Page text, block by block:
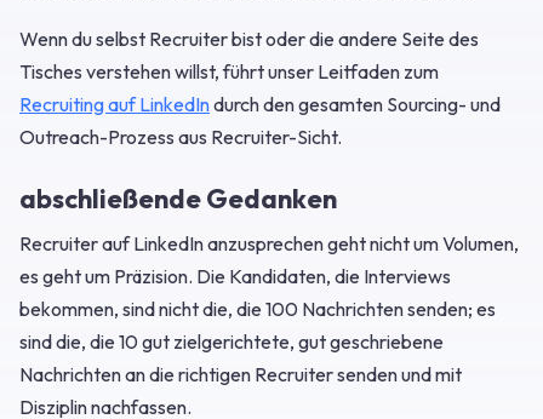
Wenn du selbst Recruiter bist oder die andere Seite des
Tisches verstehen willst, führt unser Leitfaden zum
Recruiting auf LinkedIndurch den gesamten Sourcing- und
Outreach-Prozess aus Recruiter-Sicht.
abschließende Gedanken
Recruiter auf LinkedIn anzusprechen geht nicht um Volumen,
es geht um Präzision. Die Kandidaten, die Interviews
bekommen, sind nicht die, die 100 Nachrichten senden; es
sind die, die 10 gut zielgerichtete, gut geschriebene
Nachrichten an die richtigen Recruiter senden und mit
Disziplin nachfassen.